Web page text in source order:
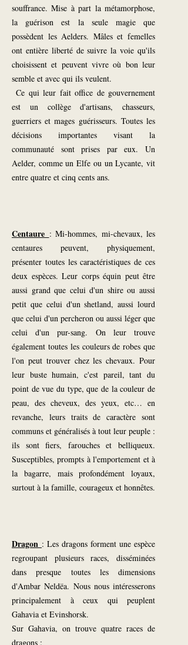
souffrance. Mise à part la métamorphose,
la guérison est la seule magie que
possèdent les Aelders. Mâles et femelles
ont entière liberté de suivre la voie qu'ils
choisissent et peuvent vivre où bon leur
semble et avec qui ils veulent.
Ce qui leur fait office de gouvernement
est un collège d'artisans, chasseurs,
guerriers et mages guérisseurs. Toutes les
décisions importantes visant la
communauté sont prises par eux. Un
Aelder, comme un Elfe ou un Lycante, vit
entre quatre et cinq cents ans.
Centaure : Mi-hommes, mi-chevaux, les
centaures peuvent, physiquement,
présenter toutes les caractéristiques de ces
deux espèces. Leur corps équin peut être
aussi grand que celui d'un shire ou aussi
petit que celui d'un shetland, aussi lourd
que celui d'un percheron ou aussi léger que
celui d'un pur-sang. On leur trouve
également toutes les couleurs de robes que
l'on peut trouver chez les chevaux. Pour
leur buste humain, c'est pareil, tant du
point de vue du type, que de la couleur de
peau, des cheveux, des yeux, etc… en
revanche, leurs traits de caractère sont
communs et généralisés à tout leur peuple :
ils sont fiers, farouches et belliqueux.
Susceptibles, prompts à l'emportement et à
la bagarre, mais profondément loyaux,
surtout à la famille, courageux et honnêtes.
Dragon : Les dragons forment une espèce
regroupant plusieurs races, disséminées
dans presque toutes les dimensions
d'Ambar Neldëa. Nous nous intéresserons
principalement à ceux qui peuplent
Gahavia et Evinshorsk.
Sur Gahavia, on trouve quatre races de
dragons :